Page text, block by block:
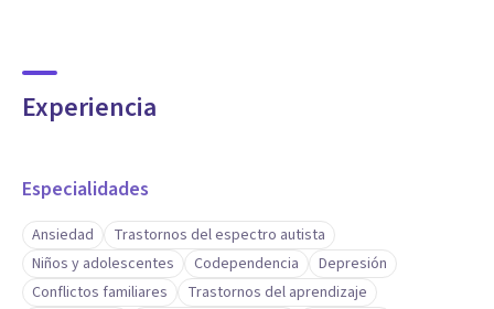
Experiencia
Especialidades
Ansiedad
Trastornos del espectro autista
Niños y adolescentes
Codependencia
Depresión
Conflictos familiares
Trastornos del aprendizaje